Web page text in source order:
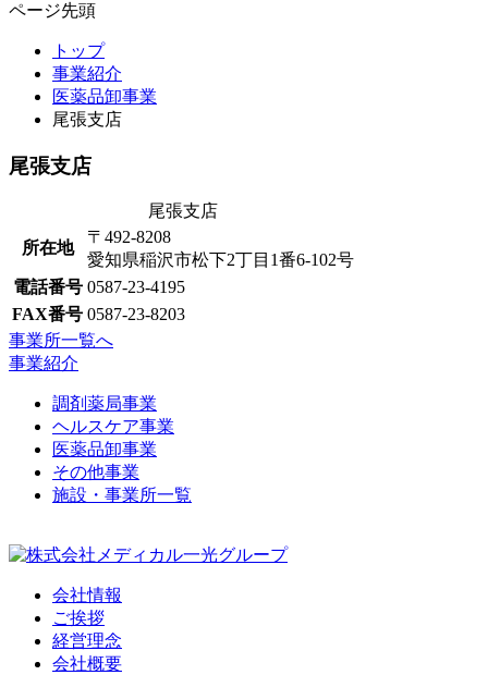
ページ先頭
トップ
事業紹介
医薬品卸事業
尾張支店
尾張支店
尾張支店
所在地
〒492-8208
愛知県稲沢市松下2丁目1番6-102号
電話番号 0587-23-4195
FAX番号 0587-23-8203
事業所一覧へ
事業紹介
調剤薬局事業
ヘルスケア事業
医薬品卸事業
その他事業
施設・事業所一覧
会社情報
ご挨拶
経営理念
会社概要